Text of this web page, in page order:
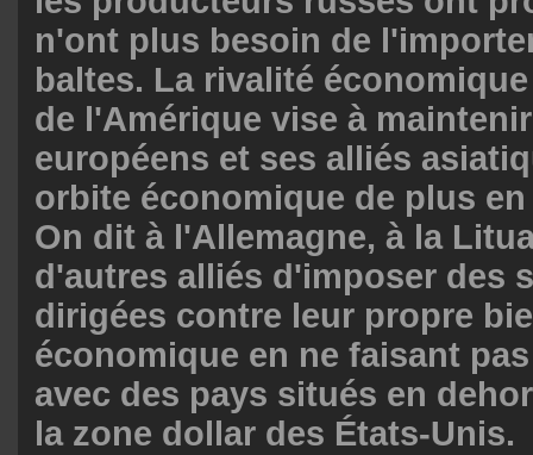
n'ont plus besoin de
baltes. La rivalité
de l'Amérique vise à
européens et ses alliés
orbite économique de plus
On dit à l'Allemagne, à la
d'autres alliés d'imposer des
dirigées contre leur propre
économique en ne faisant
avec des pays situés en
la zone dollar des États-Unis.